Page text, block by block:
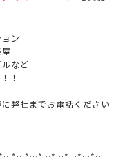
ン
など
！
弊社までお電話ください